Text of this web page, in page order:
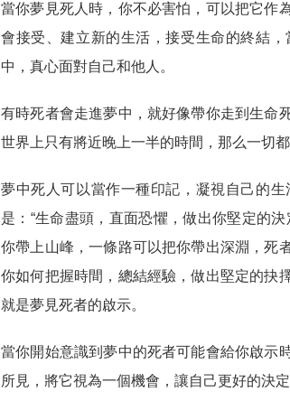
當你夢見死人時，你不必害怕，可以把它作
會接受、建立新的生活，接受生命的終結
中，真心面對自己和他人。
有時死者會走進夢中，就好像帶你走到生命
世界上只有將近晚上一半的時間，那么一切
夢中死人可以當作一種印記，凝視自己的
是：“生命盡頭，直面恐懼，做出你堅定的
你帶上山峰，一條路可以把你帶出深淵，死
你如何把握時間，總結經驗，做出堅定的抉
就是夢見死者的啟示。
當你開始意識到夢中的死者可能會給你啟示
所見，將它視為一個機會，讓自己更好的決